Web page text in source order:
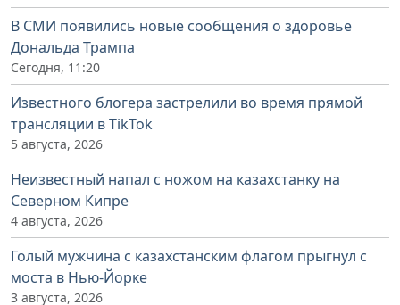
В СМИ появились новые сообщения о здоровье
Дональда Трампа
Сегодня, 11:20
Известного блогера застрелили во время прямой
трансляции в TikTok
5 августа, 2026
Неизвестный напал с ножом на казахстанку на
Северном Кипре
4 августа, 2026
Голый мужчина с казахстанским флагом прыгнул с
моста в Нью-Йорке
3 августа, 2026